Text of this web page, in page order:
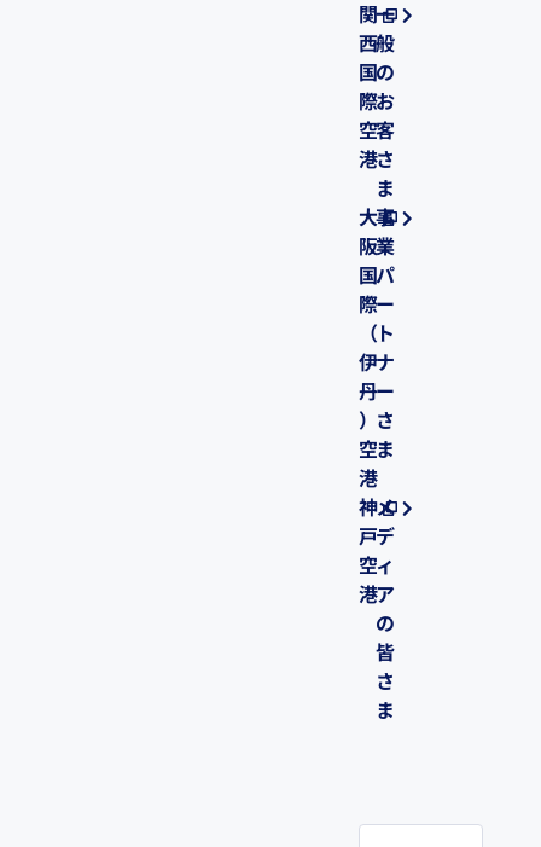
関
西
国
際
空
港
大
阪
国
際
（
伊
丹
）
空
港
神
戸
空
港
一
般
の
お
客
さ
ま
事
業
パ
ー
ト
ナ
ー
さ
ま
メ
デ
ィ
ア
の
皆
さ
ま